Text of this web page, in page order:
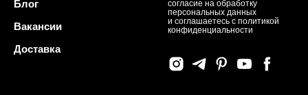
Блог
Вакансии
Доставка
согласие на обработку
персональных данных
и соглашаетесь c политикой
конфиденциальности